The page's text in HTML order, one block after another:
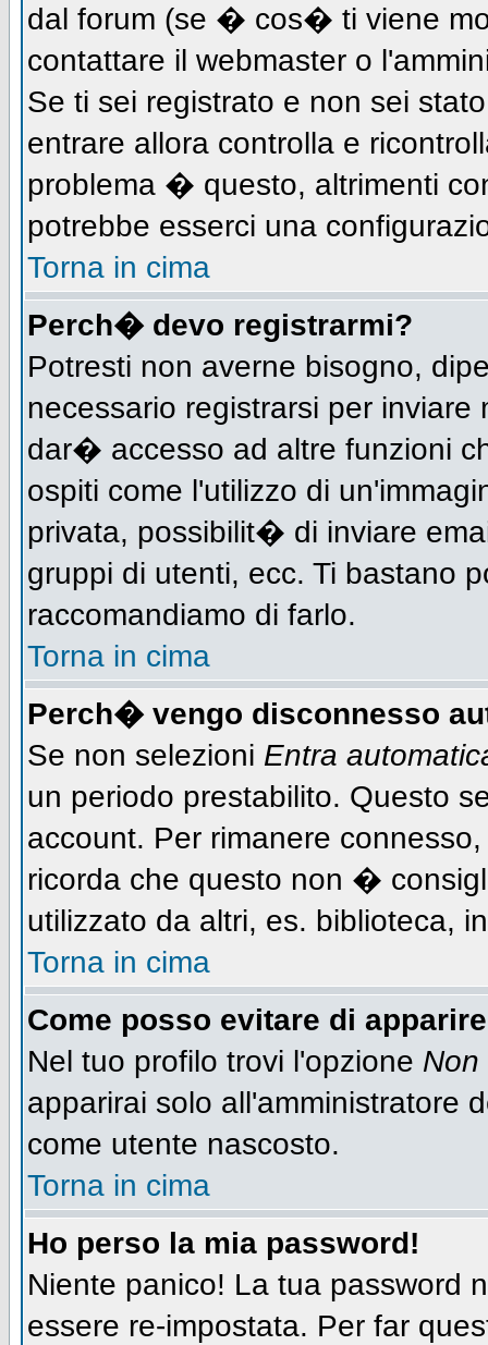
dal forum (se � cos� ti viene
contattare il webmaster o
Se ti sei registrato e non sei
entrare allora controlla e
problema � questo, altrimenti
potrebbe esserci una
Torna in cima
Perch� devo registrarmi?
Potresti non averne bisogno,
necessario registrarsi per
dar� accesso ad altre funzioni
ospiti come l'utilizzo di
privata, possibilit� di inviare
gruppi di utenti, ecc. Ti bastano
raccomandiamo di farlo.
Torna in cima
Perch� vengo disconnesso
Se non selezioni Entra
un periodo prestabilito. Questo
account. Per rimanere
ricorda che questo non �
utilizzato da altri, es. biblioteca,
Torna in cima
Come posso evitare di
Nel tuo profilo trovi l'opzione Non
apparirai solo all'amministratore
come utente nascosto.
Torna in cima
Ho perso la mia password!
Niente panico! La tua
essere re-impostata. Per far